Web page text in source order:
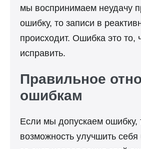
мы воспринимаем неудачу
ошибку, то записи в
происходит. Ошибка это то,
исправить.
Правильное
ошибкам
Если мы допускаем
возможность улучшить